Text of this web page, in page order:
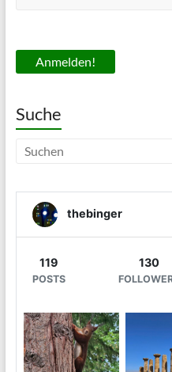
Suche